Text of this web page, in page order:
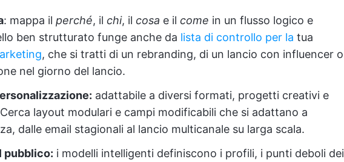
: mappa il perché, il chi, il cosa e il come in un flusso logico e
ben strutturato funge anche da lista di controllo per la tua
, che si tratti di un rebranding, di un lancio con influencer o
nel giorno del lancio.
adattabile a diversi formati, progetti creativi e
layout modulari e campi modificabili che si adattano a
dalle email stagionali al lancio multicanale su larga scala.
pubblico: i modelli intelligenti definiscono i profili, i punti deboli dei